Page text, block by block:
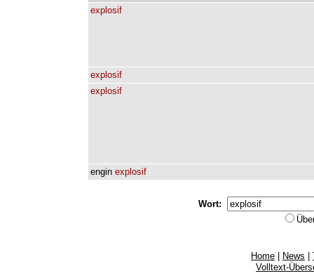
explosif
explosif
explosif
engin explosif
Wort:
Home News
Volltext-